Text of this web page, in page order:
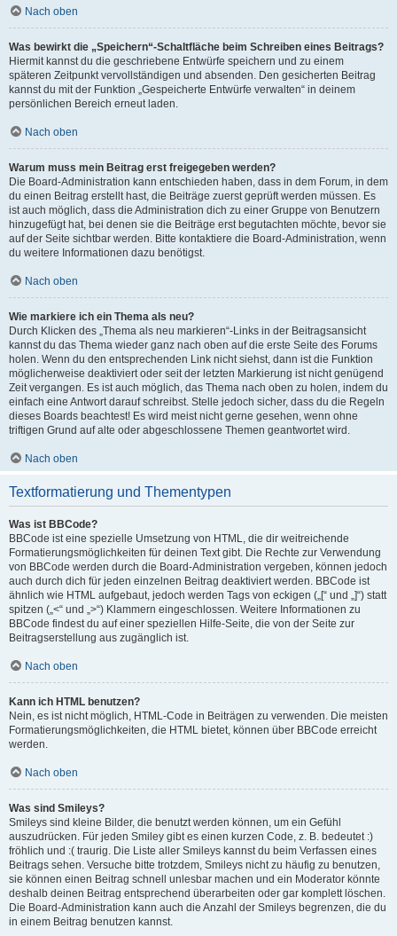
Nach oben
Was bewirkt die „Speichern“-Schaltfläche beim Schreiben eines Beitrags?
Hiermit kannst du die geschriebene Entwürfe speichern und zu einem
späteren Zeitpunkt vervollständigen und absenden. Den gesicherten Beitrag
kannst du mit der Funktion „Gespeicherte Entwürfe verwalten“ in deinem
persönlichen Bereich erneut laden.
Nach oben
Warum muss mein Beitrag erst freigegeben werden?
Die Board-Administration kann entschieden haben, dass in dem Forum, in dem
du einen Beitrag erstellt hast, die Beiträge zuerst geprüft werden müssen. Es
ist auch möglich, dass die Administration dich zu einer Gruppe von Benutzern
hinzugefügt hat, bei denen sie die Beiträge erst begutachten möchte, bevor sie
auf der Seite sichtbar werden. Bitte kontaktiere die Board-Administration, wenn
du weitere Informationen dazu benötigst.
Nach oben
Wie markiere ich ein Thema als neu?
Durch Klicken des „Thema als neu markieren“-Links in der Beitragsansicht
kannst du das Thema wieder ganz nach oben auf die erste Seite des Forums
holen. Wenn du den entsprechenden Link nicht siehst, dann ist die Funktion
möglicherweise deaktiviert oder seit der letzten Markierung ist nicht genügend
Zeit vergangen. Es ist auch möglich, das Thema nach oben zu holen, indem du
einfach eine Antwort darauf schreibst. Stelle jedoch sicher, dass du die Regeln
dieses Boards beachtest! Es wird meist nicht gerne gesehen, wenn ohne
triftigen Grund auf alte oder abgeschlossene Themen geantwortet wird.
Nach oben
Textformatierung und Thementypen
Was ist BBCode?
BBCode ist eine spezielle Umsetzung von HTML, die dir weitreichende
Formatierungsmöglichkeiten für deinen Text gibt. Die Rechte zur Verwendung
von BBCode werden durch die Board-Administration vergeben, können jedoch
auch durch dich für jeden einzelnen Beitrag deaktiviert werden. BBCode ist
ähnlich wie HTML aufgebaut, jedoch werden Tags von eckigen („[“ und „]“) statt
spitzen („<“ und „>“) Klammern eingeschlossen. Weitere Informationen zu
BBCode findest du auf einer speziellen Hilfe-Seite, die von der Seite zur
Beitragserstellung aus zugänglich ist.
Nach oben
Kann ich HTML benutzen?
Nein, es ist nicht möglich, HTML-Code in Beiträgen zu verwenden. Die meisten
Formatierungsmöglichkeiten, die HTML bietet, können über BBCode erreicht
werden.
Nach oben
Was sind Smileys?
Smileys sind kleine Bilder, die benutzt werden können, um ein Gefühl
auszudrücken. Für jeden Smiley gibt es einen kurzen Code, z. B. bedeutet :)
fröhlich und :( traurig. Die Liste aller Smileys kannst du beim Verfassen eines
Beitrags sehen. Versuche bitte trotzdem, Smileys nicht zu häufig zu benutzen,
sie können einen Beitrag schnell unlesbar machen und ein Moderator könnte
deshalb deinen Beitrag entsprechend überarbeiten oder gar komplett löschen.
Die Board-Administration kann auch die Anzahl der Smileys begrenzen, die du
in einem Beitrag benutzen kannst.